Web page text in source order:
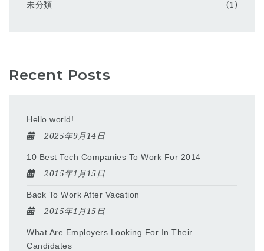
未分類
(1)
Recent Posts
Hello world!
2025年9月14日
10 Best Tech Companies To Work For 2014
2015年1月15日
Back To Work After Vacation
2015年1月15日
What Are Employers Looking For In Their
Candidates